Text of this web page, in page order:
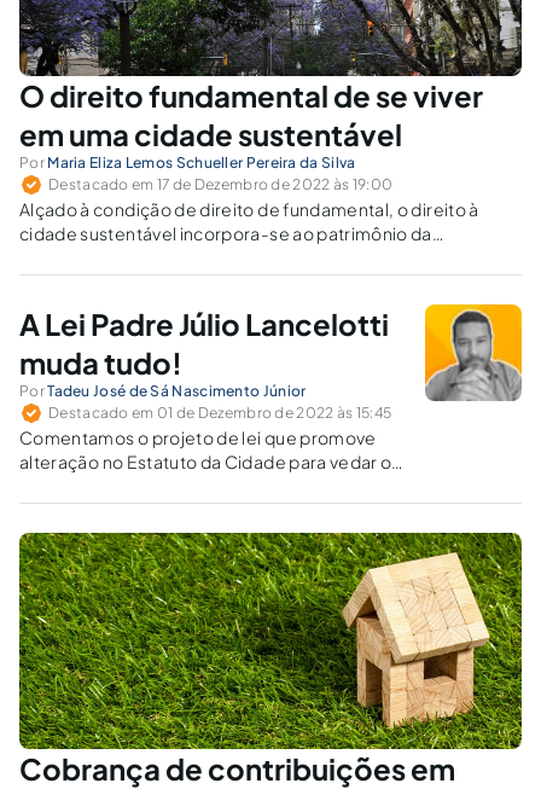
O direito fundamental de se viver
em uma cidade sustentável
Por Maria Eliza Lemos Schueller Pereira da Silva
Destacado em 17 de Dezembro de 2022 às 19:00
Alçado à condição de direito de fundamental, o direito à
cidade sustentável incorpora-se ao patrimônio da
esta conquista, seja pela sua titulação de cláusula pétrea
(art. 60, § 4º, IV, CR/88), seja em decorrência do princípio da
proibição de retrocesso.
A Lei Padre Júlio Lancelotti
muda tudo!
PorTadeu José de Sá Nascimento Júnior
Destacado em 01 de Dezembro de 2022 às 15:45
Comentamos o projeto de lei que promove
alteração no Estatuto da Cidade para vedar o
espaços livres de uso público.
Cobrança de contribuições em